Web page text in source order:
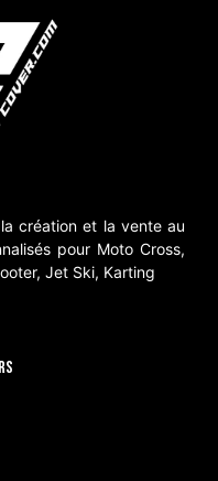
création et la vente au
pour Moto Cross,
Jet Ski, Karting